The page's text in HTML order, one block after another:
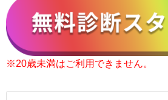
※20歳未満はご利用できません。